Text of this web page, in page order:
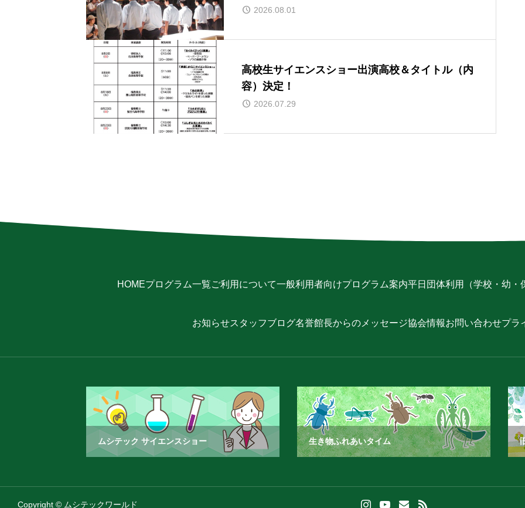
2026.08.01
高校生サイエンスショー出演高校＆タイトル（内
容）決定！
2026.07.29
HOMEプログラム一覧ご利用について一般利用者向けプログラム案内平日団体利用（学校・幼・
お知らせスタッフブログ名誉館長からのメッセージ協会情報お問い合わせプラ
ムシテック サイエンスショー 生き物ふれあいタイム
Copyright © ムシテックワールド